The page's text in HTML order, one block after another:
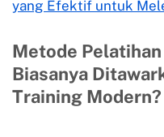
yang Efektif untuk
Metode
Biasanya
Training Modern?